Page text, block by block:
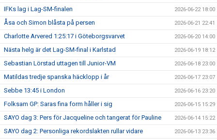
IFKs lag i Lag-SM-finalen 2026-06-22 18:00
Åsa och Simon blåsta på persen 2026-06-21 22:41
Charlotte Arvered 1:25:17 i Göteborgsvarvet 2026-06-20 14:00
Nästa helg är det Lag-SM-final i Karlstad 2026-06-19 18:12
Sebastian Lörstad uttagen till Junior-VM 2026-06-18 23:00
Matildas tredje spanska häcklopp i år 2026-06-17 23:07
Sebbe 13:45 i London 2026-06-16 23:20
Folksam GP: Saras fina form håller i sig 2026-06-15 15:29
SAYO dag 3: Pers för Jacqueline och tangerat för Pauline 2026-06-14 15:22
SAYO dag 2: Personliga rekordslakten rullar vidare 2026-06-13 23:36